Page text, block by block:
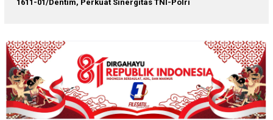
1611-01/Dentim, Perkuat Sinergitas TNI-Polri